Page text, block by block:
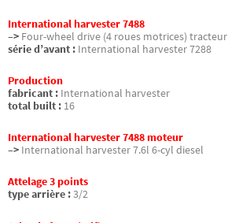
International harvester 7488
–> Four-wheel drive (4 roues motrices) tracteur
série d’avant : International harvester 7288
Production
fabricant : International harvester
total built : 16
International harvester 7488 moteur
–> International harvester 7.6l 6-cyl diesel
Attelage 3 points
type arrière :3/2